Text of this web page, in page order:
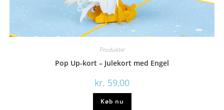
Produkter
Pop Up-kort – Julekort med Engel
kr. 59,00
Køb nu